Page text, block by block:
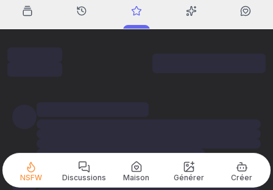
NSFW Discussions Maison Générer Créer